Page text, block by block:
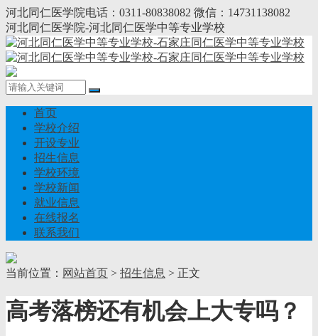
河北同仁医学院电话：0311-80838082 微信：14731138082
河北同仁医学院-河北同仁医学中等专业学校
首页
学校介绍
开设专业
招生信息
学校环境
学校新闻
就业信息
在线报名
联系我们
当前位置： 网站首页 > 招生信息 > 正文
高考落榜还有机会上大专吗？